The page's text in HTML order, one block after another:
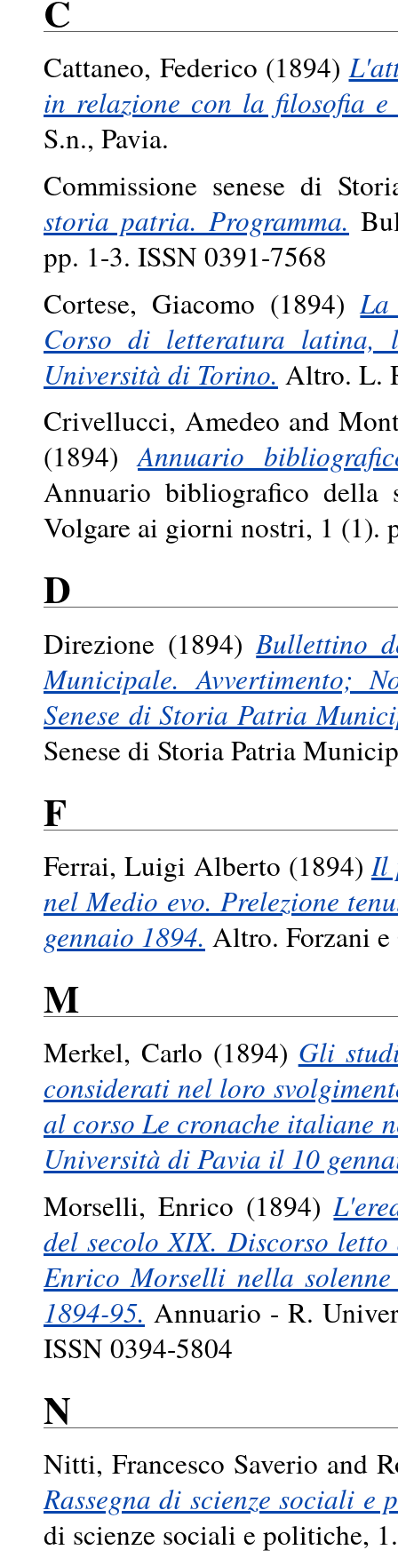
C
Cattaneo, Federico (1894)
in relazione con la filosofia
S.n., Pavia.
Commissione senese di
storia patria. Programma.
pp. 1-3. ISSN 0391-7568
Cortese, Giacomo (1894)
Corso di letteratura latina,
Università di Torino. Altro. L.
Crivellucci, Amedeo and
(1894)Annuario
Annuario bibliografico
Volgare ai giorni nostri, 1 (1).
D
Direzione (1894)Bullettino
Municipale. Avvertimento;
Senese di Storia Patria
Senese di Storia Patria
F
Ferrai, Luigi Alberto (1894)Il
nel Medio evo. Prelezione
gennaio 1894. Altro. Forzani e
M
Merkel, Carlo (1894) Gli
considerati nel loro
al corso Le cronache italiane
Università di Pavia il 10
Morselli, Enrico (1894)
del secolo XIX. Discorso
Enrico Morselli nella
1894-95. Annuario - R.
ISSN 0394-5804
N
Nitti, Francesco Saverio and
Rassegna di scienze sociali e
di scienze sociali e politiche,